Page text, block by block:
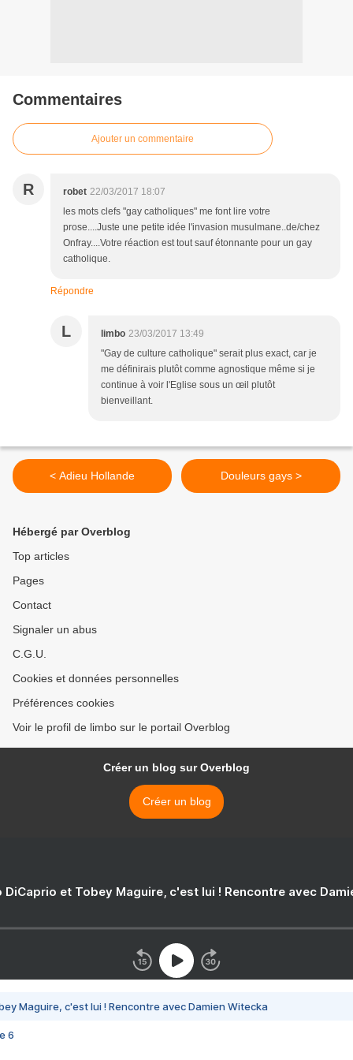
Commentaires
Ajouter un commentaire
R robet 22/03/2017 18:07
les mots clefs "gay catholiques" me font lire votre
prose....Juste une petite idée l'invasion musulmane..de/chez
Onfray....Votre réaction est tout sauf étonnante pour un gay
catholique.
Répondre
L limbo 23/03/2017 13:49
"Gay de culture catholique" serait plus exact, car je
me définirais plutôt comme agnostique même si je
continue à voir l'Eglise sous un œil plutôt
bienveillant.
< Adieu Hollande Douleurs gays >
Hébergé par Overblog
Top articles
Pages
Contact
Signaler un abus
C.G.U.
Cookies et données personnelles
Préférences cookies
Voir le profil de limbo sur le portail Overblog
Créer un blog sur Overblog
Créer un blog
DiCaprio et Tobey Maguire, c'est lui ! Rencontre avec
Maguire, c'est lui ! Rencontre avec Damien Witecka
6